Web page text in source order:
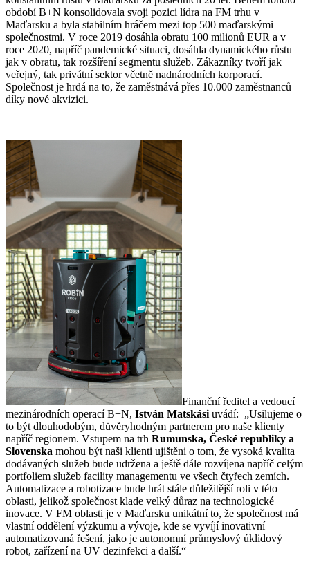
období B+N konsolidovala svoji pozici lídra na FM trhu v
Maďarsku a byla stabilním hráčem mezi top 500 maďarskými
společnostmi. V roce 2019 dosáhla obratu 100 milionů EUR a v
roce 2020, napříč pandemické situaci, dosáhla dynamického růstu
jak v obratu, tak rozšíření segmentu služeb. Zákazníky tvoří jak
veřejný, tak privátní sektor včetně nadnárodních korporací.
Společnost je hrdá na to, že zaměstnává přes 10.000 zaměstnanců
díky nové akvizici.
Finanční ředitel a vedoucí
mezinárodních operací B+N, István Matskásiuvádí: „Usilujeme o
to být dlouhodobým, důvěryhodným partnerem pro naše klienty
napříč regionem. Vstupem na trh Rumunska, České republiky a
Slovenska mohou být naši klienti ujištěni o tom, že vysoká kvalita
dodávaných služeb bude udržena a ještě dále rozvíjena napříč celým
portfoliem služeb facility managementu ve všech čtyřech zemích.
Automatizace a robotizace bude hrát stále důležitější roli v této
oblasti, jelikož společnost klade velký důraz na technologické
inovace. V FM oblasti je v Maďarsku unikátní to, že společnost má
vlastní oddělení výzkumu a vývoje, kde se vyvíjí inovativní
automatizovaná řešení, jako je autonomní průmyslový úklidový
robot, zařízení na UV dezinfekci a další.“